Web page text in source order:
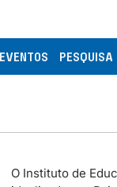
EVENTOS PESQUISA
O Instituto de